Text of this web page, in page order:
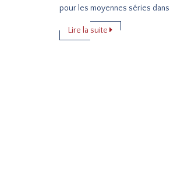
pour les moyennes séries
Lire la suite